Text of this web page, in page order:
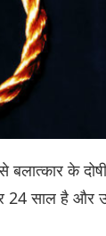
के
24 साल है और